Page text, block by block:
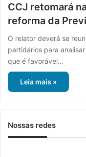
CCJ retomará
reforma da
O relator deverá se
partidários para
que é favorável…
Leia mais »
Nossas redes